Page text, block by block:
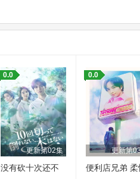
更新第02集
0.0
没有砍十次还不
更新第
0.0
便利店兄弟 柔